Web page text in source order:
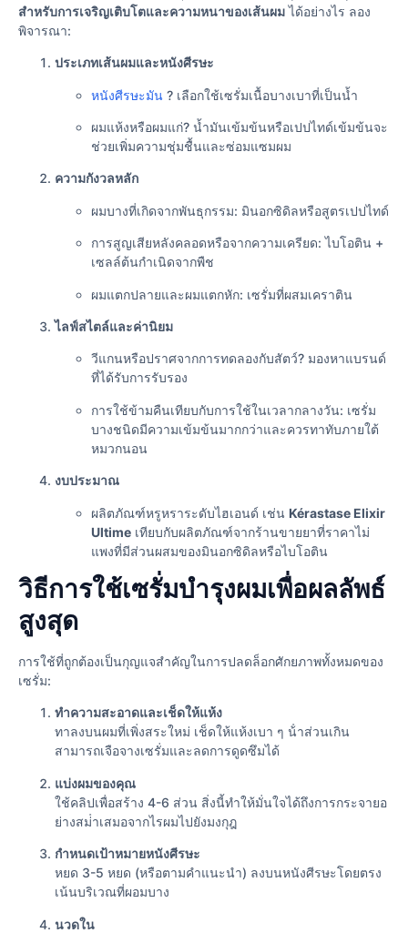
สำหรับการเจริญเติบโตและความหนาของเส้นผมได้อย่างไร ลอง
พิจารณา:
ประเภทเส้นผมและหนังศีรษะ
หนังศีรษะมัน ? เลือกใช้เซรั่มเนื้อบางเบาที่เป็นน้ำ
ผมแห้งหรือผมแก่? น้ำมันเข้มข้นหรือเปปไทด์เข้มข้นจะ
ช่วยเพิ่มความชุ่มชื้นและซ่อมแซมผม
ความกังวลหลัก
ผมบางที่เกิดจากพันธุกรรม: มินอกซิดิลหรือสูตรเปปไทด์
การสูญเสียหลังคลอดหรือจากความเครียด: ไบโอติน +
เซลล์ต้นกำเนิดจากพืช
ผมแตกปลายและผมแตกหัก: เซรั่มที่ผสมเคราติน
ไลฟ์สไตล์และค่านิยม
วีแกนหรือปราศจากการทดลองกับสัตว์? มองหาแบรนด์
ที่ได้รับการรับรอง
การใช้ข้ามคืนเทียบกับการใช้ในเวลากลางวัน: เซรั่ม
บางชนิดมีความเข้มข้นมากกว่าและควรทาทับภายใต้
หมวกนอน
งบประมาณ
ผลิตภัณฑ์หรูหราระดับไฮเอนด์ เช่น Kérastase Elixir
Ultime เทียบกับผลิตภัณฑ์จากร้านขายยาที่ราคาไม่
แพงที่มีส่วนผสมของมินอกซิดิลหรือไบโอติน
วิธีการใช้เซรั่มบำรุงผมเพื่อผลลัพธ์
สูงสุด
การใช้ที่ถูกต้องเป็นกุญแจสำคัญในการปลดล็อกศักยภาพทั้งหมดของ
เซรั่ม:
ทําความสะอาดและเช็ดให้แห้ง
ทาลงบนผมที่เพิ่งสระใหม่ เช็ดให้แห้งเบา ๆ น้ําส่วนเกิน
สามารถเจือจางเซรั่มและลดการดูดซึมได้
แบ่งผมของคุณ
ใช้คลิปเพื่อสร้าง 4-6 ส่วน สิ่งนี้ทําให้มั่นใจได้ถึงการกระจายอ
ย่างสม่ําเสมอจากไรผมไปยังมงกุฎ
กําหนดเป้าหมายหนังศีรษะ
หยด 3-5 หยด (หรือตามคําแนะนํา) ลงบนหนังศีรษะโดยตรง
เน้นบริเวณที่ผอมบาง
นวดใน